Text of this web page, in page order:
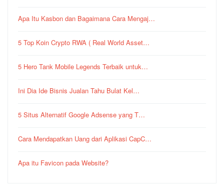
Apa Itu Kasbon dan Bagaimana Cara Mengaj…
5 Top Koin Crypto RWA ( Real World Asset…
5 Hero Tank Mobile Legends Terbaik untuk…
Ini Dia Ide Bisnis Jualan Tahu Bulat Kel…
5 Situs Alternatif Google Adsense yang T…
Cara Mendapatkan Uang dari Aplikasi CapC…
Apa itu Favicon pada Website?